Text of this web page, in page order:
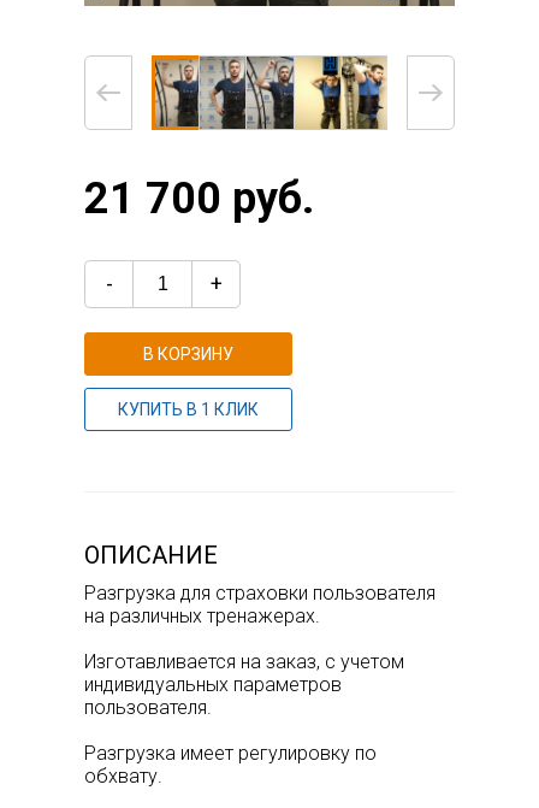
21 700 руб.
- +
В КОРЗИНУ
КУПИТЬ В 1 КЛИК
ОПИСАНИЕ
Разгрузка для страховки пользователя
на различных тренажерах.
Изготавливается на заказ, с учетом
индивидуальных параметров
пользователя.
Разгрузка имеет регулировку по
обхвату.